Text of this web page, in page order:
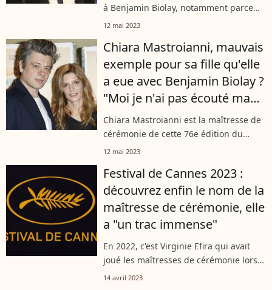
à Benjamin Biolay, notamment parce
qu'ils ont eu, ensemble, une fille
également été en couple avec un
célèbre...
12 mai 2023
Chiara Mastroianni, mauvais
exemple pour sa fille qu'elle
a eue avec Benjamin Biolay ?
"Moi je n'ai pas écouté ma
mère..."
Chiara Mastroianni est la maîtresse de
cérémonie de cette 76e édition du
Festival International du film de
Anna Biolay monter les marches...
12 mai 2023
Festival de Cannes 2023 :
découvrez enfin le nom de la
maîtresse de cérémonie, elle
a "un trac immense"
En 2022, c'est Virginie Efira qui avait
joué les maîtresses de cérémonie lors
du Festival international du film de
14 avril 2023